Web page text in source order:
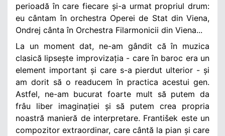
perioadă în care fiecare și-a urmat propriul drum:
eu cântam în orchestra Operei de Stat din Viena,
Ondrej cânta în Orchestra Filarmonicii din Viena...
La un moment dat, ne-am gândit că în muzica
clasică lipsește improvizația - care în baroc era un
element important și care s-a pierdut ulterior - și
am dorit să o readucem în practica acestui gen.
Astfel, ne-am bucurat foarte mult să putem da
frâu liber imaginației și să putem crea propria
noastră manieră de interpretare. František este un
compozitor extraordinar, care cântă la pian și care